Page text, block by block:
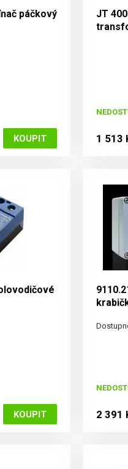
páčkový
JT
1 513
2 391